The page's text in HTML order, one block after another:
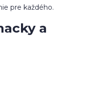
pre každého.
a